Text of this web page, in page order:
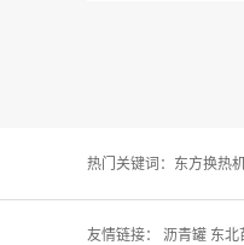
热门关键词： 东方换热
友情链接： 沥青罐 东北